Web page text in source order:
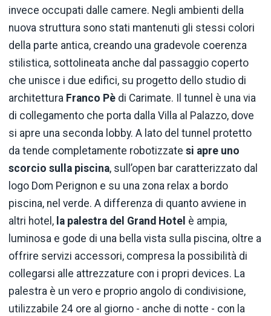
invece occupati dalle camere. Negli ambienti della
nuova struttura sono stati mantenuti gli stessi colori
della parte antica, creando una gradevole coerenza
stilistica, sottolineata anche dal passaggio coperto
che unisce i due edifici, su progetto dello studio di
architettura Franco Pè di Carimate. Il tunnel è una via
di collegamento che porta dalla Villa al Palazzo, dove
si apre una seconda lobby. A lato del tunnel protetto
da tende completamente robotizzate si apre uno
scorcio sulla piscina, sull’open bar caratterizzato dal
logo Dom Perignon e su una zona relax a bordo
piscina, nel verde. A differenza di quanto avviene in
altri hotel, la palestra del Grand Hotel è ampia,
luminosa e gode di una bella vista sulla piscina, oltre a
offrire servizi accessori, compresa la possibilità di
collegarsi alle attrezzature con i propri devices. La
palestra è un vero e proprio angolo di condivisione,
utilizzabile 24 ore al giorno - anche di notte - con la